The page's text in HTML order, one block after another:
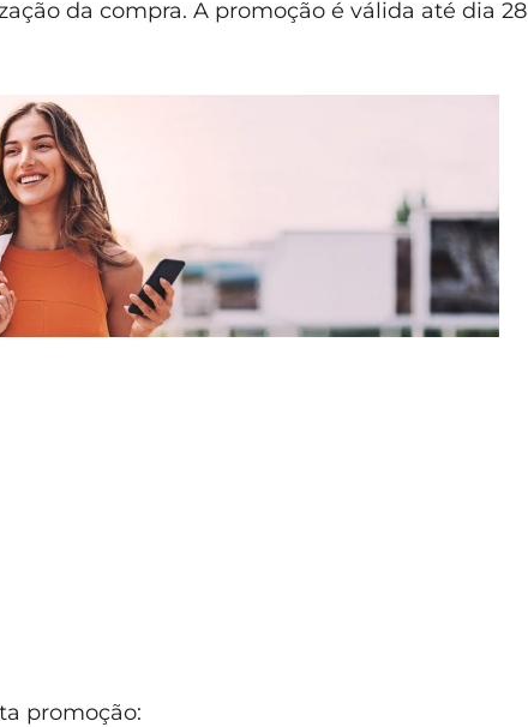
da compra. A promoção é válida até dia 28
promoção: